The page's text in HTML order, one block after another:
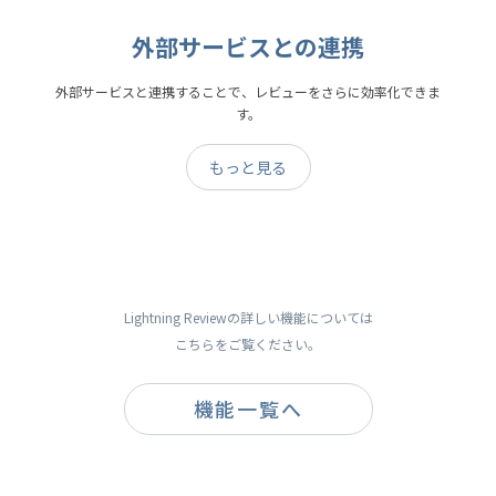
外部サービスとの連携
外部サービスと連携することで、レビューをさらに効率化できま
す。
もっと見る
Lightning Reviewの詳しい機能については
こちらをご覧ください。
機能一覧へ